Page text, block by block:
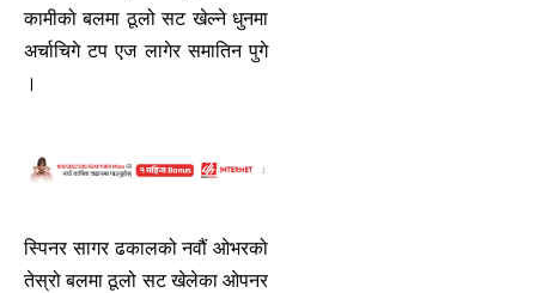
कामीको बलमा ठूलो सट खेल्ने धुनमा
अर्चाचिगे टप एज लागेर समातिन पुगे
।
स्पिनर सागर ढकालको नवौं ओभरको
तेस्रो बलमा ठूलो सट खेलेका ओपनर